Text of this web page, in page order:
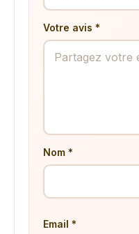
Votre avis *
Nom *
Email *